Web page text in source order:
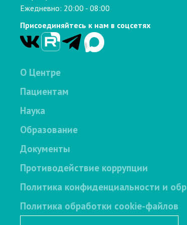
Ежедневно: 20:00 - 08:00
Присоединяйтесь к нам в соцсетях
О Центре
Пациентам
Наука
Образование
Документы
Противодействие коррупции
Политика конфиденциальности и
Политика обработки cookie-файлов